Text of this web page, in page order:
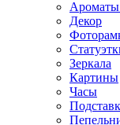
Ароматы
Декор
Зеркала
Картины
Часы